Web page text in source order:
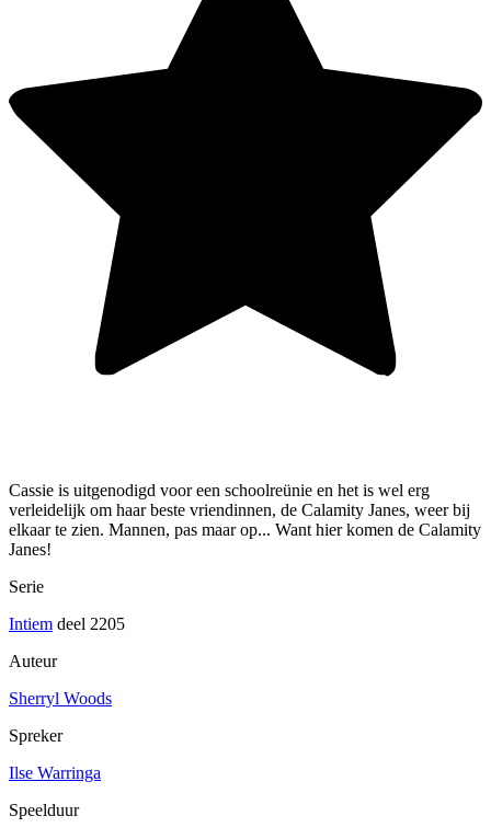
Cassie is uitgenodigd voor een schoolreünie en het is wel erg
verleidelijk om haar beste vriendinnen, de Calamity Janes, weer bij
elkaar te zien. Mannen, pas maar op... Want hier komen de Calamity
Janes!
Serie
Intiem deel 2205
Auteur
Sherryl Woods
Spreker
Ilse Warringa
Speelduur